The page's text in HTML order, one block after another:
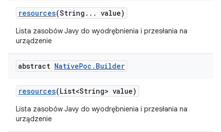
resources(String . . . value)
Lista zasobów Javy do wyodrębnienia i przesłania na
urządzenie
abstract NativePoc . Builder
resources(List<String> value)
Lista zasobów Javy do wyodrębnienia i przesłania na
urządzenie